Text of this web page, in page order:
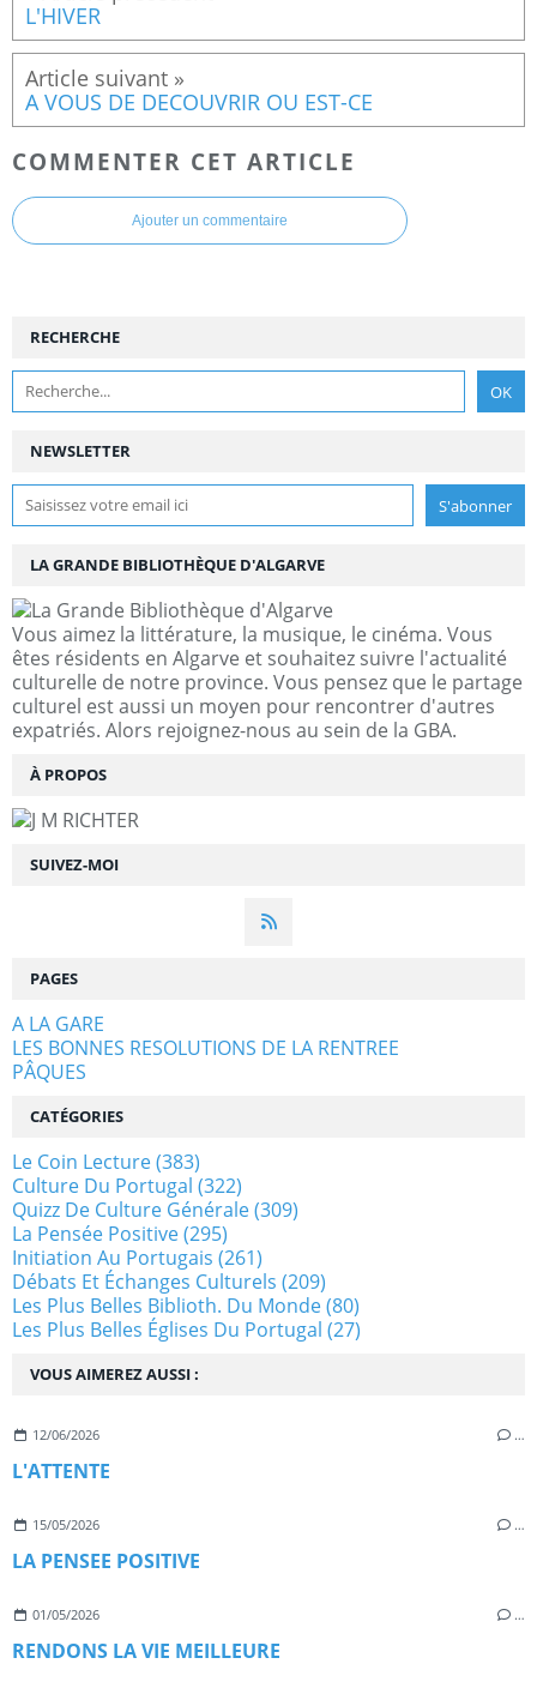
L'HIVER
A VOUS DE DECOUVRIR OU EST-CE
COMMENTER CET ARTICLE
Ajouter un commentaire
NEWSLETTER
SUIVEZ-MOI
RECHERCHE
LA GRANDE BIBLIOTHÈQUE D'ALGARVE
Vous aimez la littérature, la musique, le cinéma. Vous
êtes résidents en Algarve et souhaitez suivre l'actualité
culturelle de notre province. Vous pensez que le partage
culturel est aussi un moyen pour rencontrer d'autres
expatriés. Alors rejoignez-nous au sein de la GBA.
À PROPOS
VOUS AIMEREZ AUSSI :
12/06/2026 …
L'ATTENTE
15/05/2026 …
LA PENSEE POSITIVE
01/05/2026 …
RENDONS LA VIE MEILLEURE
PAGES
A LA GARE
LES BONNES RESOLUTIONS DE LA RENTREE
PÂQUES
CATÉGORIES
Le Coin Lecture(383)
Culture Du Portugal (322)
Quizz De Culture Générale(309)
La Pensée Positive(295)
Initiation Au Portugais (261)
Débats Et Échanges Culturels (209)
Les Plus Belles Biblioth. Du Monde(80)
Les Plus Belles Églises Du Portugal (27)